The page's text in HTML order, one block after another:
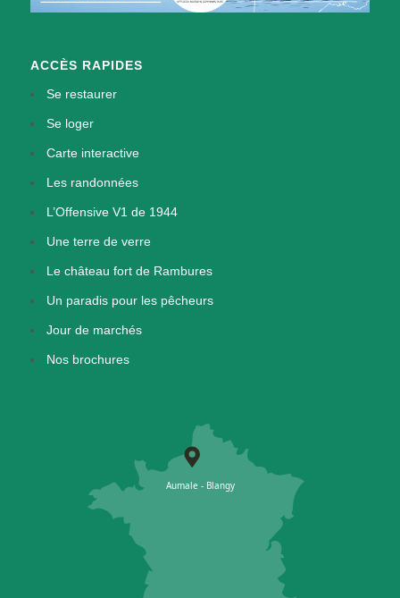
ACCÈS RAPIDES
Se restaurer
Se loger
Carte interactive
Les randonnées
L’Offensive V1 de 1944
Une terre de verre
Le château fort de Rambures
Un paradis pour les pêcheurs
Jour de marchés
Nos brochures